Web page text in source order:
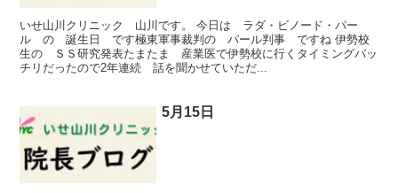
いせ山川クリニック 山川です。 今日は ラダ・ビノード・パー
ル の 誕生日 です極東軍事裁判の パール判事 ですね 伊勢校
生の ＳＳ研究発表たまたま 産業医で伊勢校に行くタイミングバッ
チリだったので2年連続 話を聞かせていただ...
5月15日